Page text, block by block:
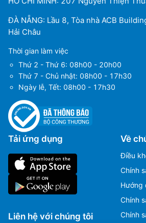
ĐÀ NẴNG: Lầu 8, Tòa nhà ACB
Hải Châu
Thời gian làm việc
Thứ 2 - Thứ 6: 08h00 - 20h00
Thứ 7 - Chủ nhật: 08h00 - 17h30
Ngày lễ, Tết: 08h00 - 17h30
Tải ứng dụng
Liên hệ với chúng tôi
Về
Điều
Chính
Hướng
Chính
Chính
(+84) 70 854 1213
(+84) 90 295 1213
Ms